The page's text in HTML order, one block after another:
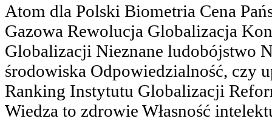
Atom dla Polski Biometria Cena
Gazowa Rewolucja Globalizacja
Globalizacji Nieznane ludobójstwo
środowiska Odpowiedzialność, czy
Ranking Instytutu Globalizacji
Wiedza to zdrowie Własność